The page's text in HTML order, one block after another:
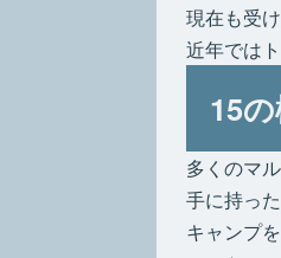
現在も受
近年では
15
多くのマ
手に持っ
キャンプ